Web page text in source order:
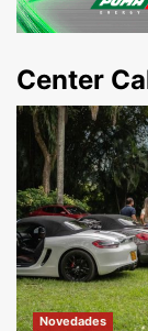
Center
Novedades